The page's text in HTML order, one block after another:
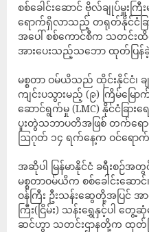
စစ်ခေါင်းဆောင် ဗိုလ်ချုပ်မှူးကြီ
ရောက်ရှိလာသည့် တရုတ်နိုင်ငံခြ
အပေါ် စစ်ကောင်စီက သတင်း
အားပေးသည့်သဘော ထုတ်ပြန်
မစ္စတာ ဝမ်ယိသည် ထိုင်းနိုင်ငံ၊
ကျင်းပသွားမည့် (၉) ကြိမ်မြောက်
ဆောင်ရွက်မှု (LMC) နိုင်ငံခြား
ပူးတွဲသဘာပတိအဖြစ် တက်ရော
ဩဂုတ် ၁၄ ရက်နေ့က ဝင်ရောက်
အဆိုပါ မြန်မာနိုင်ငံ ခရီးစဉ်အတွ
မစ္စတာဝမ်ယိက စစ်ခေါင်းဆောင်
ဝန်ကြီး ဦးသန်းဆွေတို့အပြင် အ
ကြီး(ငြိမ်း) သန်းရွှေနှင့်ပါ တွ
ဆင်ဟွာ သတင်းဌာနတို့က ထုတ်